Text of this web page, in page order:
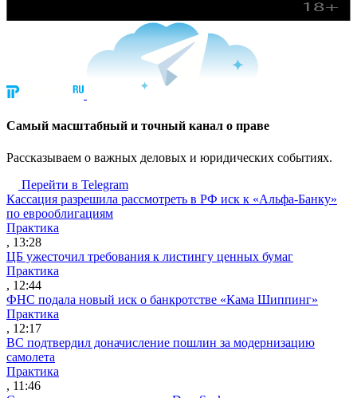
Cамый масштабный и точный канал о праве
Рассказываем о важных деловых и юридических событиях.
Перейти в Telegram
Кассация разрешила рассмотреть в РФ иск к «Альфа-Банку»
по еврооблигациям
Практика
, 13:28
ЦБ ужесточил требования к листингу ценных бумаг
Практика
, 12:44
ФНС подала новый иск о банкротстве «Кама Шиппинг»
Практика
, 12:17
ВС подтвердил доначисление пошлин за модернизацию
самолета
Практика
, 11:46